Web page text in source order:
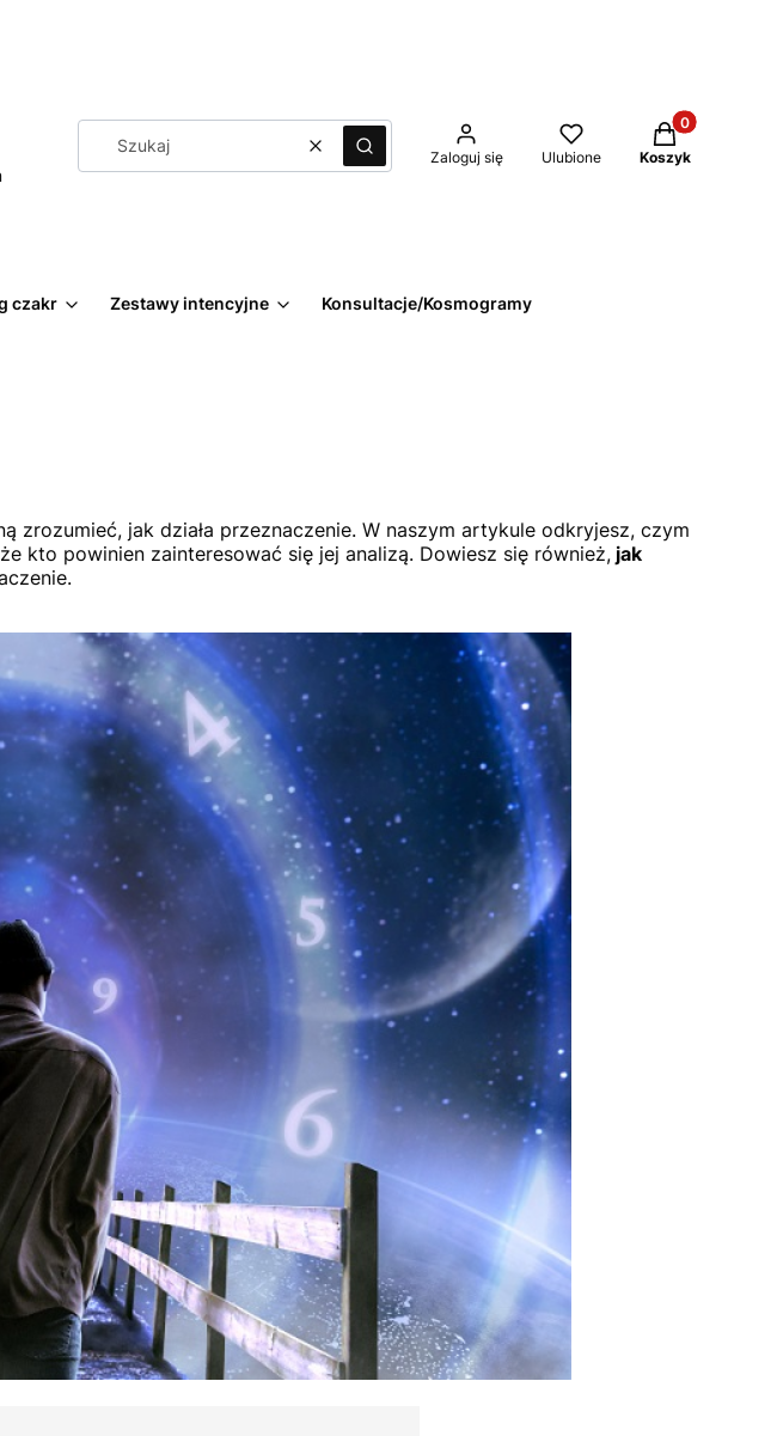
WyczyśćSzukaj Zaloguj się Ulubione
Produkty w
Koszyk
czakr Zestawy intencyjne Konsultacje/Kosmogramy
jak działa przeznaczenie. W naszym artykule odkryjesz, czym
kto powinien zainteresować się jej analizą. Dowiesz się również, jak